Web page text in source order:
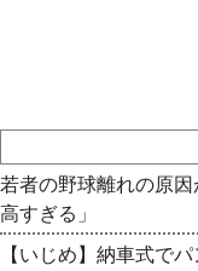
若者の野球離れの原
高すぎる」
【いじめ】納車式で